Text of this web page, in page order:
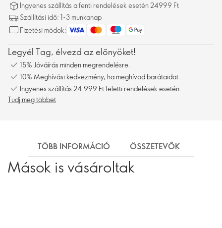
Ingyenes szállítás a fenti rendelések esetén 24999 Ft
Szállítási idő: 1-3 munkanap
Fizetési módok:
Legyél Tag, élvezd az előnyöket!
15% Jóváírás minden megrendelésre.
10% Meghívási kedvezmény, ha meghívod barátaidat.
Ingyenes szállítás 24.999 Ft feletti rendelések esetén.
Tudj meg többet
TÖBB INFORMÁCIÓ ÖSSZETEVŐK
Mások is vásároltak